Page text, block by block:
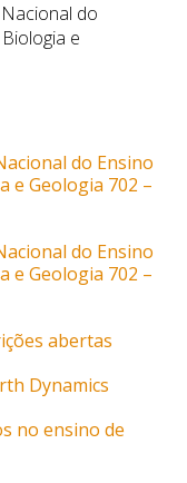
do
e
do Ensino
e Geologia 702 –
do Ensino
e Geologia 702 –
abertas
Dynamics
no ensino de